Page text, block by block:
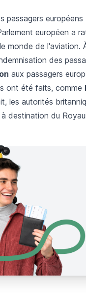
passagers européens
européen a
monde de l'aviation.
des
aux passagers
ont été faits, comme
les autorités
destination du